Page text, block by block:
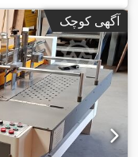
آگهی کوچک